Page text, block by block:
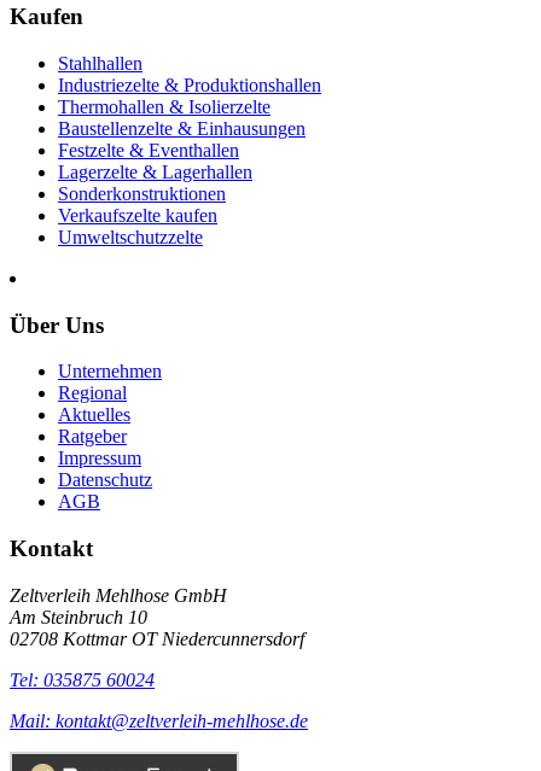
Kaufen
Stahlhallen
Industriezelte & Produktionshallen
Thermohallen & Isolierzelte
Baustellenzelte & Einhausungen
Festzelte & Eventhallen
Lagerzelte & Lagerhallen
Sonderkonstruktionen
Verkaufszelte kaufen
Umweltschutzzelte
Über Uns
Unternehmen
Regional
Aktuelles
Ratgeber
Impressum
Datenschutz
AGB
Kontakt
Zeltverleih Mehlhose GmbH
Am Steinbruch 10
02708 Kottmar OT Niedercunnersdorf
Tel: 035875 60024
Mail: kontakt@zeltverleih-mehlhose.de